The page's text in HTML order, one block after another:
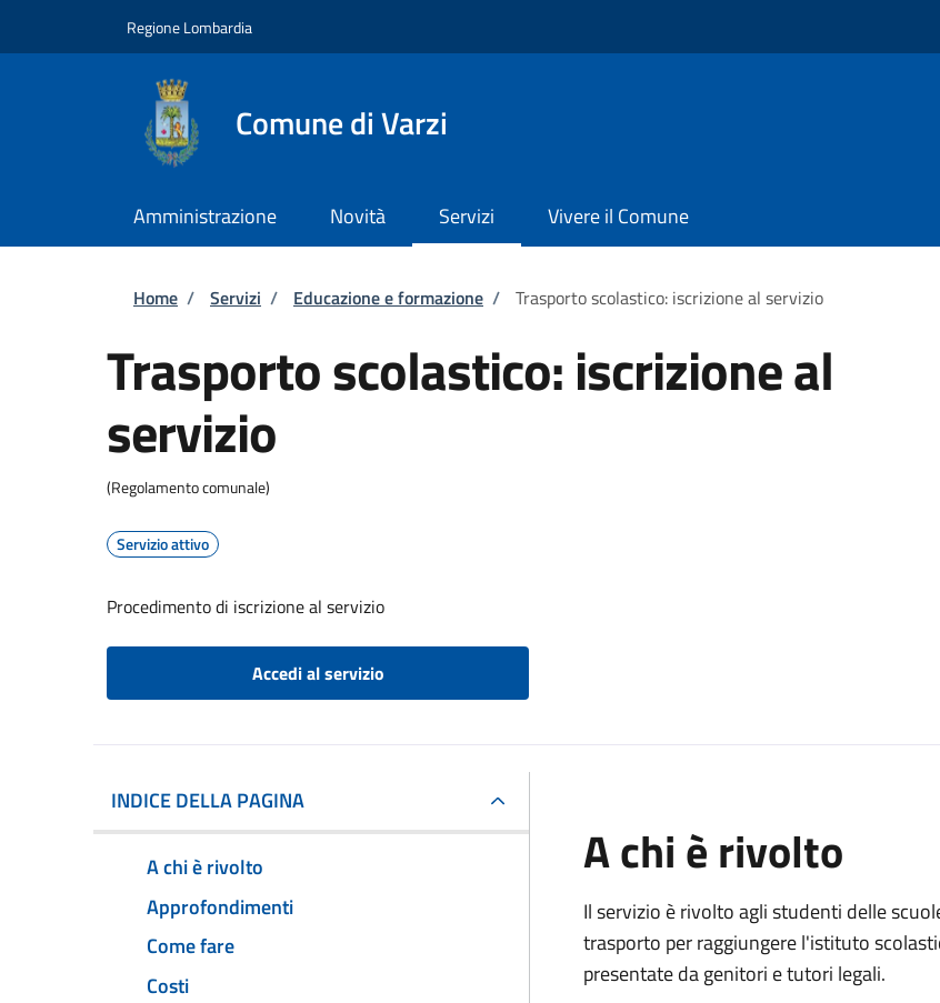
Regione Lombardia
Comune di Varzi
Amministrazione Novità Servizi Vivere il Comune
Briciole di pane
Home / Servizi / Educazione e formazione / Trasporto scolastico: iscrizione al servizio
Trasporto scolastico: iscrizione al
servizio
(Regolamento comunale)
Servizio attivo
Procedimento di iscrizione al servizio
Accedi al servizio
INDICE DELLA PAGINA
A chi è rivolto
Approfondimenti
Come fare
Costi
A chi è rivolto
Il servizio è rivolto agli studenti delle
trasporto per raggiungere l'istituto
presentate da genitori e tutori legali.